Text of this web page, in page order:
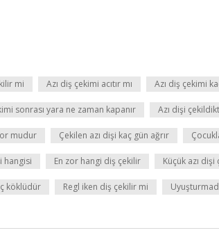
mi Azı diş çekimi acıtır mı Azı diş çekimi
sonrası yara ne zaman kapanır Azı dişi
mudur Çekilen azı dişi kaç gün ağrır
hangisi En zor hangi diş çekilir Küçük azı dişi
köklüdür Regl iken diş çekilir mi